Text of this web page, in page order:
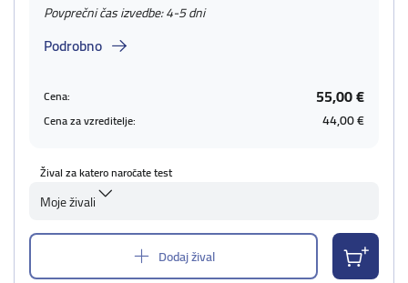
Povprečni čas izvedbe: 4-5 dni
Podrobno
Cena: 55,00 €
Cena za vzreditelje: 44,00 €
Žival za katero naročate test
Moje živali
Dodaj žival